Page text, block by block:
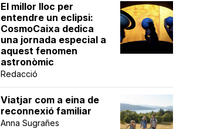
El millor lloc per
entendre un eclipsi:
CosmoCaixa dedica
una jornada especial a
aquest fenomen
astronòmic
Redacció
Viatjar com a eina de
reconnexió familiar
Anna Sugrañes